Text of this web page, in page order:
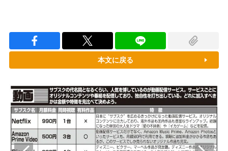
本文に戻る